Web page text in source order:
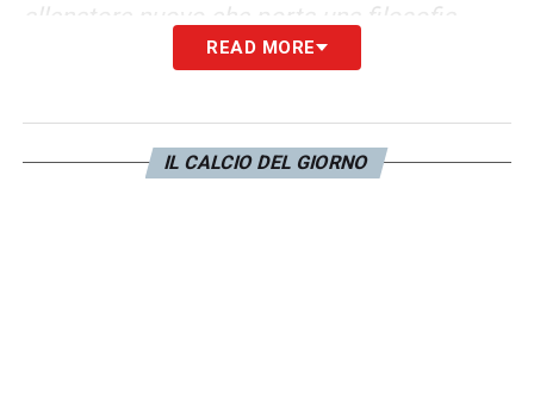
allenatore nuovo che porta una filosofia
nuova. Speriamo sia solo un
LA PLAYLIST DELLE NOSTRE TOP NEWS
READ MORE
IL CALCIO DEL GIORNO